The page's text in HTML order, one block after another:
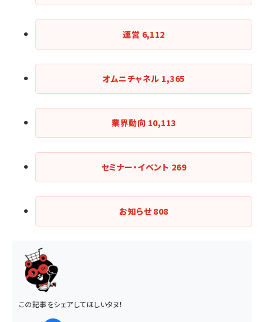
運営 6,112
オムニチャネル 1,365
業界動向 10,113
セミナー・イベント 269
お知らせ808
この記事をシェアしてほしいタヌ！